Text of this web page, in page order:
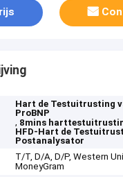
Hart de Testuitrusting
ProBNP
, 8mins
HFD-Hart de
Postanalysator
T/T, D/A, D/P, Western
MoneyGram